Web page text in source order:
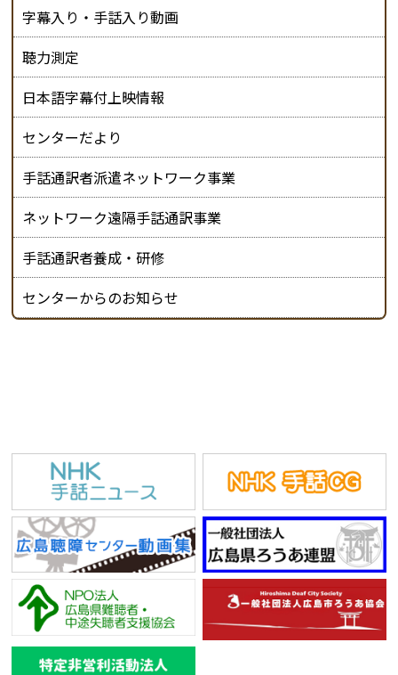
字幕入り・手話入り動画
聴力測定
日本語字幕付上映情報
センターだより
手話通訳者派遣ネットワーク事業
ネットワーク遠隔手話通訳事業
手話通訳者養成・研修
センターからのお知らせ